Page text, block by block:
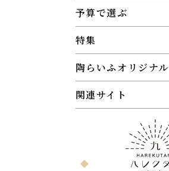
予算で選ぶ
特集
陶らいふオリジナル
関連サイト